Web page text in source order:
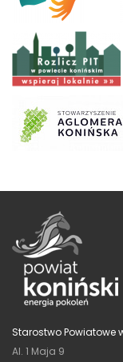
Starostwo Powiatowe
Al. 1 Maja 9